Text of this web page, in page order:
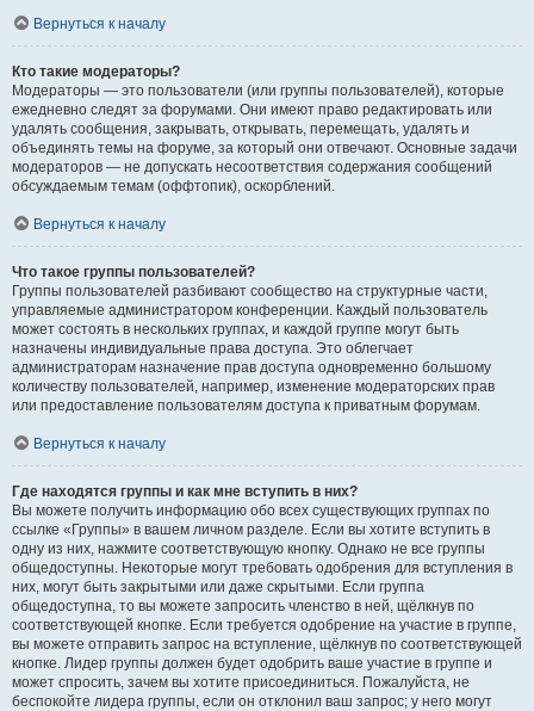
Вернуться к началу
Кто такие модераторы?
Модераторы — это пользователи (или группы пользователей), которые
ежедневно следят за форумами. Они имеют право редактировать или
удалять сообщения, закрывать, открывать, перемещать, удалять и
объединять темы на форуме, за который они отвечают. Основные задачи
модераторов — не допускать несоответствия содержания сообщений
обсуждаемым темам (оффтопик), оскорблений.
Вернуться к началу
Что такое группы пользователей?
Группы пользователей разбивают сообщество на структурные части,
управляемые администратором конференции. Каждый пользователь
может состоять в нескольких группах, и каждой группе могут быть
назначены индивидуальные права доступа. Это облегчает
администраторам назначение прав доступа одновременно большому
количеству пользователей, например, изменение модераторских прав
или предоставление пользователям доступа к приватным форумам.
Вернуться к началу
Где находятся группы и как мне вступить в них?
Вы можете получить информацию обо всех существующих группах по
ссылке «Группы» в вашем личном разделе. Если вы хотите вступить в
одну из них, нажмите соответствующую кнопку. Однако не все группы
общедоступны. Некоторые могут требовать одобрения для вступления в
них, могут быть закрытыми или даже скрытыми. Если группа
общедоступна, то вы можете запросить членство в ней, щёлкнув по
соответствующей кнопке. Если требуется одобрение на участие в группе,
вы можете отправить запрос на вступление, щёлкнув по соответствующей
кнопке. Лидер группы должен будет одобрить ваше участие в группе и
может спросить, зачем вы хотите присоединиться. Пожалуйста, не
беспокойте лидера группы, если он отклонил ваш запрос; у него могут